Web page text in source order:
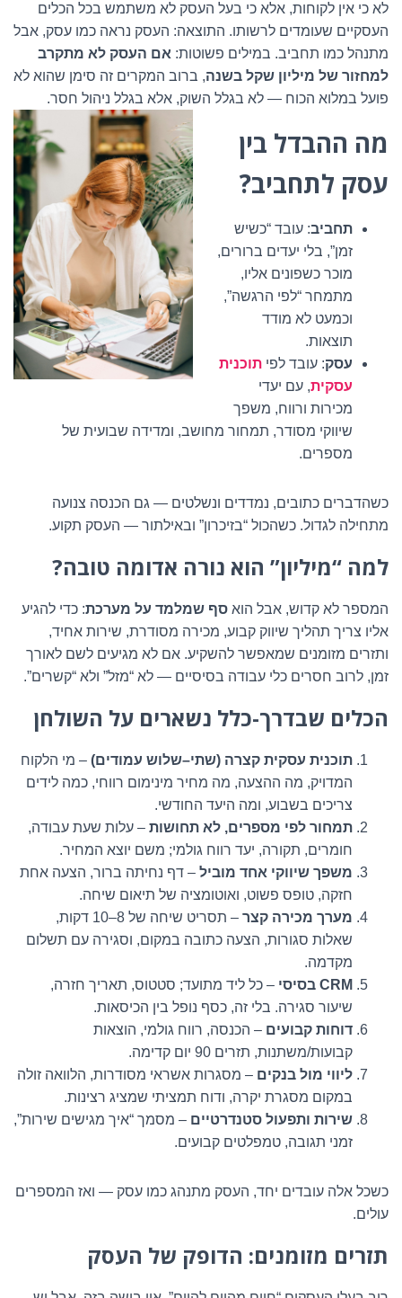
לא כי אין לקוחות, אלא כי בעל העסק לא משתמש בכל הכלים
העסקיים שעומדים לרשותו. התוצאה: העסק נראה כמו עסק, אבל
מתנהל כמו תחביב. במילים פשוטות: אם העסק לא מתקרב
למחזור של מיליון שקל בשנה, ברוב המקרים זה סימן שהוא לא
פועל במלוא הכוח — לא בגלל השוק, אלא בגלל ניהול חסר.
מה ההבדל בין
עסק לתחביב?
תחביב: עובד “כשיש
זמן”, בלי יעדים ברורים,
מוכר כשפונים אליו,
מתמחר “לפי הרגשה”,
וכמעט לא מודד
תוצאות.
עסק: עובד לפי תוכנית
עסקית, עם יעדי
מכירות ורווח, משפך
שיווקי מסודר, תמחור מחושב, ומדידה שבועית של
מספרים.
כשהדברים כתובים, נמדדים ונשלטים — גם הכנסה צנועה
מתחילה לגדול. כשהכול “בזיכרון” ובאילתור — העסק תקוע.
למה “מיליון” הוא נורה אדומה טובה?
המספר לא קדוש, אבל הוא סף שמלמד על מערכת: כדי להגיע
אליו צריך תהליך שיווק קבוע, מכירה מסודרת, שירות אחיד,
ותזרים מזומנים שמאפשר להשקיע. אם לא מגיעים לשם לאורך
זמן, לרוב חסרים כלי עבודה בסיסיים — לא “מזל” ולא “קשרים”.
הכלים שבדרך-כלל נשארים על השולחן
תוכנית עסקית קצרה (שתי–שלוש עמודים) – מי הלקוח
המדויק, מה ההצעה, מה מחיר מינימום רווחי, כמה לידים
צריכים בשבוע, ומה היעד החודשי.
תמחור לפי מספרים, לא תחושות – עלות שעת עבודה,
חומרים, תקורה, יעד רווח גולמי; משם יוצא המחיר.
משפך שיווקי אחד מוביל – דף נחיתה ברור, הצעה אחת
חזקה, טופס פשוט, ואוטומציה של תיאום שיחה.
מערך מכירה קצר
– תסריט שיחה של 8–10 דקות,
שאלות סגורות, הצעה כתובה במקום, וסגירה עם תשלום
מקדמה.
CRM בסיסי
– כל ליד מתועד; סטטוס, תאריך חזרה,
שיעור סגירה. בלי זה, כסף נופל בין הכיסאות.
דוחות קבועים – הכנסה, רווח גולמי, הוצאות
קבועות/משתנות, תזרים 90 יום קדימה.
ליווי מול בנקים – מסגרות אשראי מסודרות, הלוואה זולה
במקום מסגרת יקרה, ודוח תמציתי שמציג רצינות.
שירות ותפעול סטנדרטיים – מסמך “איך מגישים שירות”,
זמני תגובה, טמפלטים קבועים.
כשכל אלה עובדים יחד, העסק מתנהג כמו עסק — ואז המספרים
עולים.
תזרים מזומנים: הדופק של העסק